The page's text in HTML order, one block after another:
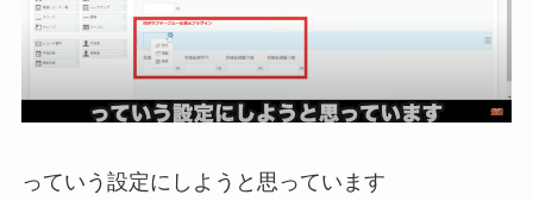
っていう設定にしようと思っています